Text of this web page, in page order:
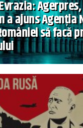
a ajuns
să facă